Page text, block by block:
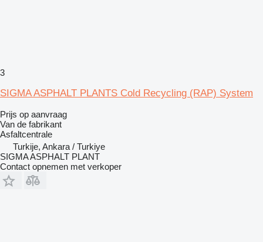
3
SIGMA ASPHALT PLANTS Cold Recycling (RAP) System
Prijs op aanvraag
Van de fabrikant
Asfaltcentrale
Turkije, Ankara / Turkiye
SIGMA ASPHALT PLANT
Contact opnemen met verkoper